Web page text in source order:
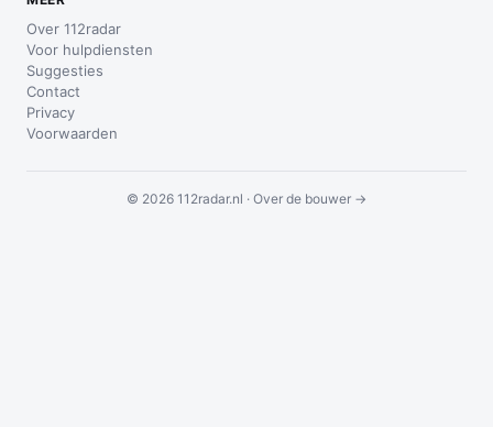
Over 112radar
Voor hulpdiensten
Suggesties
Contact
Privacy
Voorwaarden
© 2026 112radar.nl · Over de bouwer →